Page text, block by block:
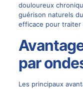
douloureux
guérison naturels
efficace pour
par
Les principaux